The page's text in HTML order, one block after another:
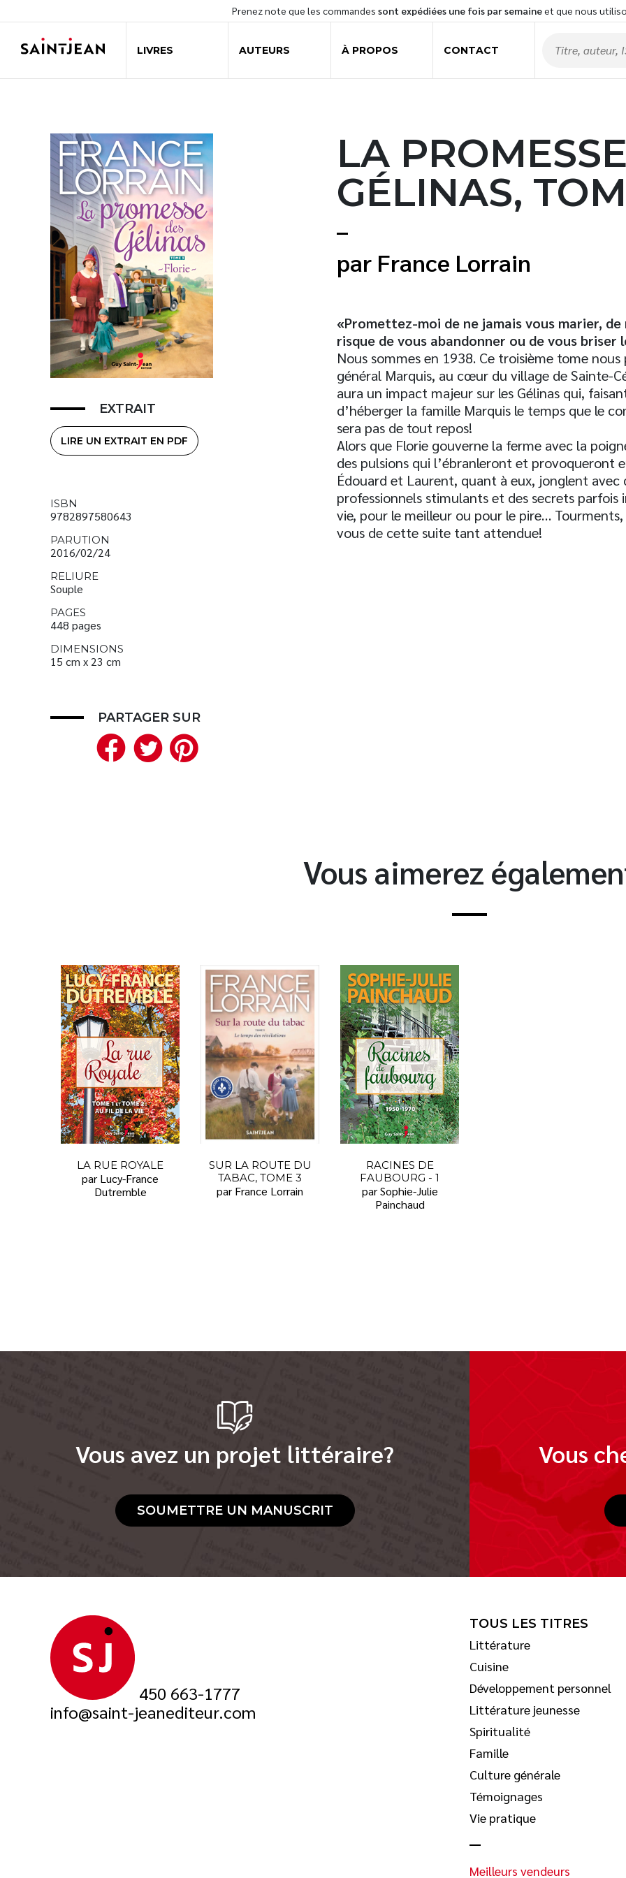
Prenez note que les commandes sont expédiées une fois par semaineet que nous
LIVRES AUTEURS À PROPOS CONTACT
LA
GÉLINAS,
France Lorrain
«Promettez-moi de ne jamais vous marier,
risque de vous abandonner ou de vous briser
Nous sommes en 1938. Ce troisième tome
général Marquis, au cœur du village de Sainte-
aura un impact majeur sur les Gélinas qui,
d’héberger la famille Marquis le temps que le
sera pas de tout repos!
Alors que Florie gouverne la ferme avec la
des pulsions qui l’ébranleront et provoqueront
Édouard et Laurent, quant à eux, jonglent avec
professionnels stimulants et des secrets
vie, pour le meilleur ou pour le pire…
vous de cette suite tant attendue!
EXTRAIT
LIRE UN EXTRAIT EN PDF
ISBN
9782897580643
PARUTION
2016/02/24
RELIURE
Souple
PAGES
448 pages
DIMENSIONS
15 cm x 23 cm
PARTAGER SUR
Facebook
Twitter
Vous aimerez
LA RUE ROYALE
par Lucy-France
Dutremble
SUR LA ROUTE DU
TABAC, TOME 3
par France Lorrain
RACINES DE
FAUBOURG - 1
par Sophie-Julie
Painchaud
Vous avez un projet littéraire?
SOUMETTRE UN MANUSCRIT
Vous
450 663-1777
info@saint-jeanediteur.com
TOUS LES TITRES
Littérature
Cuisine
Développement personnel
Littérature jeunesse
Spiritualité
Famille
Culture générale
Témoignages
Vie pratique
Meilleurs vendeurs